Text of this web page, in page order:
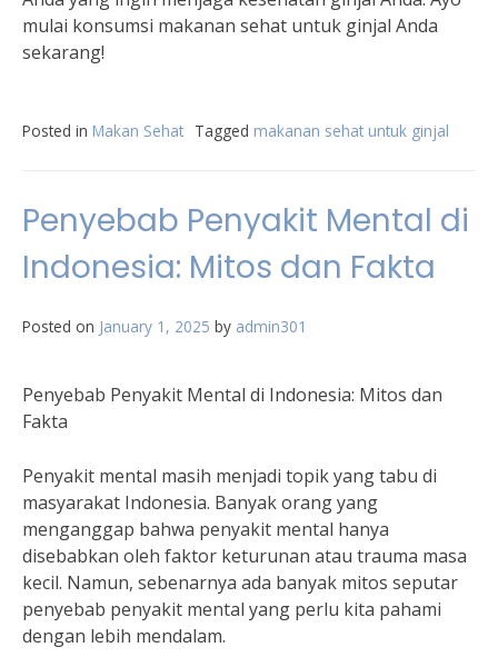
mulai konsumsi makanan sehat untuk ginjal Anda
sekarang!
Posted in Makan Sehat Tagged makanan sehat untuk ginjal
Penyebab Penyakit Mental di
Indonesia: Mitos dan Fakta
Posted on January 1, 2025 by admin301
Penyebab Penyakit Mental di Indonesia: Mitos dan
Fakta
Penyakit mental masih menjadi topik yang tabu di
masyarakat Indonesia. Banyak orang yang
menganggap bahwa penyakit mental hanya
disebabkan oleh faktor keturunan atau trauma masa
kecil. Namun, sebenarnya ada banyak mitos seputar
penyebab penyakit mental yang perlu kita pahami
dengan lebih mendalam.